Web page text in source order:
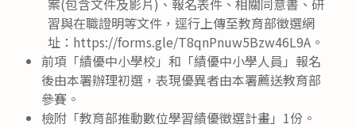
案(包含文件及影片)、報名表件、相關同意書、研
習與在職證明等文件，逕行上傳至教育部徵選網
址：https://forms.gle/T8qnPnuw5Bzw46L9A。
前項「績優中小學校」和「績優中小學人員」報名
後由本署辦理初選，表現優異者由本署薦送教育部
參賽。
檢附「教育部推動數位學習績優徵選計畫」1份。